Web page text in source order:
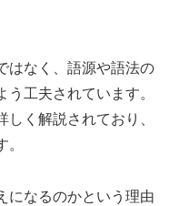
はなく、語源や語法の
工夫されています。
く解説されており、
になるのかという理由